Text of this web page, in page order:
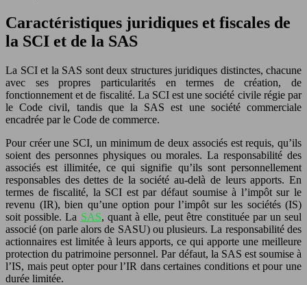
Caractéristiques juridiques et fiscales de
la SCI et de la SAS
La SCI et la SAS sont deux structures juridiques distinctes, chacune
avec ses propres particularités en termes de création, de
fonctionnement et de fiscalité. La SCI est une société civile régie par
le Code civil, tandis que la SAS est une société commerciale
encadrée par le Code de commerce.
Pour créer une SCI, un minimum de deux associés est requis, qu’ils
soient des personnes physiques ou morales. La responsabilité des
associés est illimitée, ce qui signifie qu’ils sont personnellement
responsables des dettes de la société au-delà de leurs apports. En
termes de fiscalité, la SCI est par défaut soumise à l’impôt sur le
revenu (IR), bien qu’une option pour l’impôt sur les sociétés (IS)
soit possible. La SAS, quant à elle, peut être constituée par un seul
associé (on parle alors de SASU) ou plusieurs. La responsabilité des
actionnaires est limitée à leurs apports, ce qui apporte une meilleure
protection du patrimoine personnel. Par défaut, la SAS est soumise à
l’IS, mais peut opter pour l’IR dans certaines conditions et pour une
durée limitée.